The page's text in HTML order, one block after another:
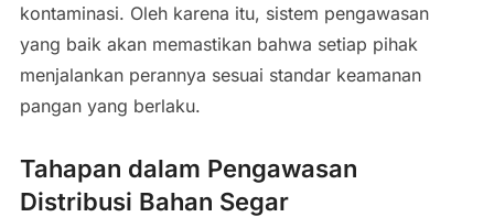
kontaminasi. Oleh karena itu, sistem pengawasan
yang baik akan memastikan bahwa setiap pihak
menjalankan perannya sesuai standar keamanan
pangan yang berlaku.
Tahapan dalam Pengawasan
Distribusi Bahan Segar